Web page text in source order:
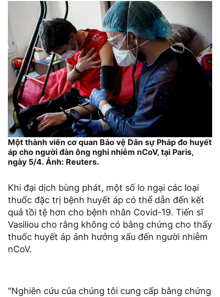
Một thành viên cơ quan Bảo vệ Dân sự Pháp đo huyết
áp cho người đàn ông nghi nhiễm nCoV, tại Paris,
ngày 5/4. Ảnh: Reuters.
Khi đại dịch bùng phát, một số lo ngại các loại
thuốc đặc trị bệnh huyết áp có thể dẫn đến kết
quả tồi tệ hơn cho bệnh nhân Covid-19. Tiến sĩ
Vasiliou cho rằng không có bằng chứng cho thấy
thuốc huyết áp ảnh hưởng xấu đến người nhiễm
nCoV.
"Nghiên cứu của chúng tôi cung cấp bằng chứng